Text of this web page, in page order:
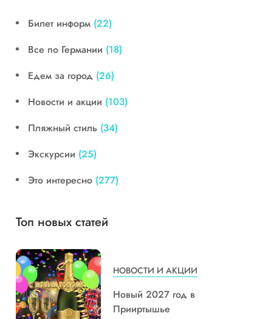
Билет информ (22)
Все по Германии (18)
Едем за город (26)
Новости и акции (103)
Пляжный стиль (34)
Экскурсии (25)
Это интересно (277)
Топ новых статей
НОВОСТИ И АКЦИИ
Новый 2027 год в
Прииртышье